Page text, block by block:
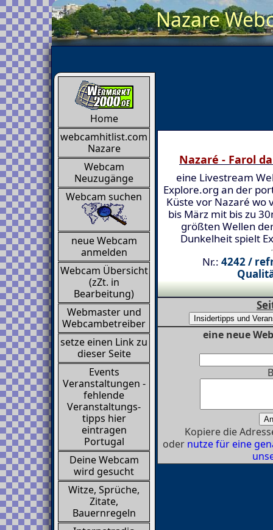
Nazare
Home
webcamhitlist.com
Nazare
Webcam
Neuzugänge
Webcam suchen
neue Webcam
anmelden
Webcam Übersicht
(zZt. in
Bearbeitung)
Webmaster und
Webcambetreiber
setze einen Link zu
dieser Seite
Events
Veranstaltungen -
fehlende
Veranstaltungs-
tipps hier
eintragen
Portugal
Deine Webcam
wird gesucht
Witze, Sprüche,
Zitate,
Bauernregeln
Nazaré - Farol
eine Livestream
Explore.org an der
Küste vor Nazaré wo
bis März mit bis zu
größten Wellen
Dunkelheit spielt
Nr.: 4242 /
eine neue
Kopiere die
oder nutze für eine